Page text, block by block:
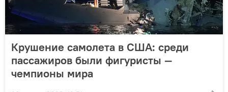
Крушение самолета в США: среди
пассажиров были фигуристы —
чемпионы мира